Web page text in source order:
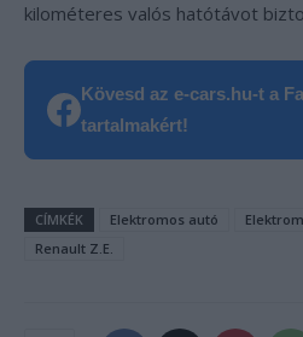
kilométeres valós hatótávot
Kövesd az e-cars.hu-t a
tartalmakért!
CÍMKÉK Elektromos autó
Renault Z.E.